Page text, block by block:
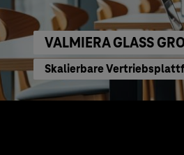
VALMIERA GLASS
Skalierbare